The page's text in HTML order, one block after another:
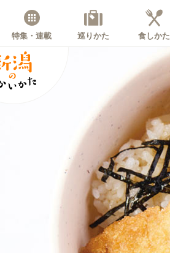
特集・連載 巡りかた 食しかた